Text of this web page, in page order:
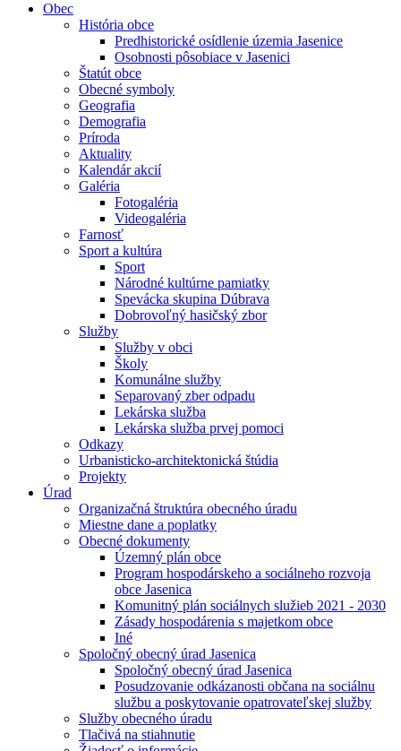
Obec
História obce
Predhistorické osídlenie územia Jasenice
Osobnosti pôsobiace v Jasenici
Štatút obce
Obecné symboly
Geografia
Demografia
Príroda
Aktuality
Kalendár akcií
Galéria
Fotogaléria
Videogaléria
Farnosť
Sport a kultúra
Sport
Národné kultúrne pamiatky
Spevácka skupina Dúbrava
Dobrovoľný hasičský zbor
Služby
Služby v obci
Školy
Komunálne služby
Separovaný zber odpadu
Lekárska služba
Lekárska služba prvej pomoci
Odkazy
Urbanisticko-architektonická štúdia
Projekty
Úrad
Organizačná štruktúra obecného úradu
Miestne dane a poplatky
Obecné dokumenty
Územný plán obce
Program hospodárskeho a sociálneho rozvoja
obce Jasenica
Komunitný plán sociálnych služieb 2021 - 2030
Zásady hospodárenia s majetkom obce
Iné
Spoločný obecný úrad Jasenica
Spoločný obecný úrad Jasenica
Posudzovanie odkázanosti občana na sociálnu
službu a poskytovanie opatrovateľskej služby
Služby obecného úradu
Tlačivá na stiahnutie